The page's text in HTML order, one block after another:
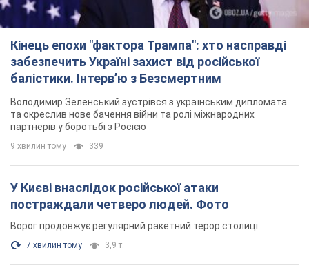
Кінець епохи "фактора Трампа": хто насправді
забезпечить Україні захист від російської
балістики. Інтерв’ю з Безсмертним
Володимир Зеленський зустрівся з українським дипломата
та окреслив нове бачення війни та ролі міжнародних
партнерів у боротьбі з Росією
9 хвилин тому 339
У Києві внаслідок російської атаки
постраждали четверо людей. Фото
Ворог продовжує регулярний ракетний терор столиці
7 хвилин тому 3,9 т.